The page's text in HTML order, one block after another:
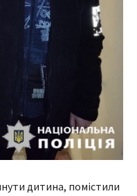
дитина, помістили